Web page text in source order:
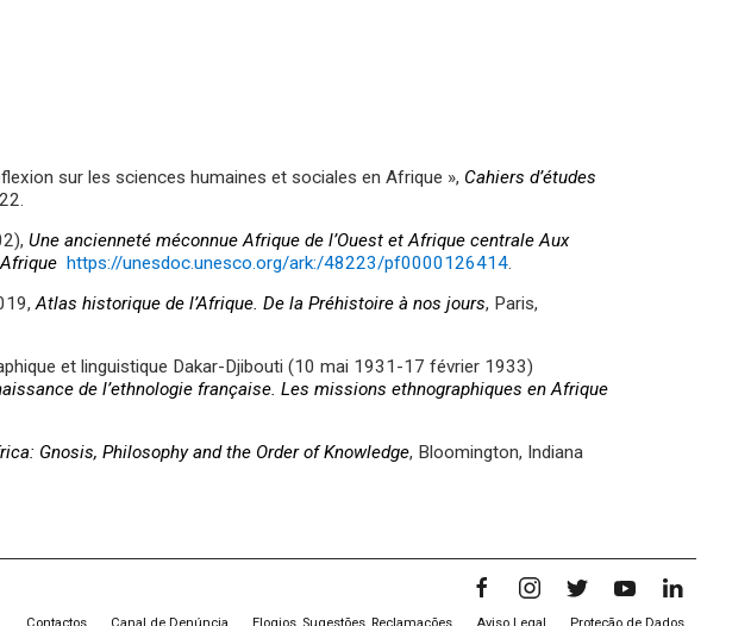
sur les sciences humaines et sociales en Afrique », Cahiers d’études
Une ancienneté méconnue Afrique de l’Ouest et Afrique centrale Aux
https://unesdoc.unesco.org/ark:/48223/pf0000126414.
Atlas historique de l’Afrique. De la Préhistoire à nos jours, Paris,
et linguistique Dakar-Djibouti (10 mai 1931-17 février 1933)
de l’ethnologie française. Les missions ethnographiques en Afrique
Gnosis, Philosophy and the Order of Knowledge, Bloomington, Indiana